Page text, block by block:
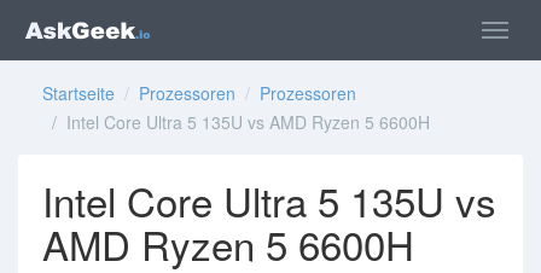
Startseite / Prozessoren / Prozessoren
/ Intel Core Ultra 5 135U vs AMD Ryzen 5 6600H
Intel Core Ultra 5 135U vs
AMD Ryzen 5 6600H